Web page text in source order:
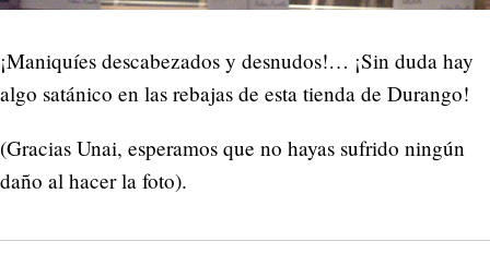
¡Maniquíes descabezados y desnudos!… ¡Sin duda hay
algo satánico en las rebajas de esta tienda de Durango!
(Gracias Unai, esperamos que no hayas sufrido ningún
daño al hacer la foto).